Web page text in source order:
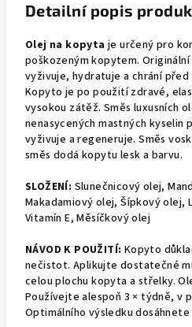
Detailní popis
Olej na kopytaje určený pro
poškozeným kopytem.
vyživuje, hydratuje a chrání
Kopyto je po použití zdravé,
vysokou zátěž. Směs luxusních
nenasycených mastných kyselin
vyživuje a regeneruje. Směs
směs dodá kopytu lesk a barvu.
SLOŽENÍ: Slunečnicový olej,
Makadamiový olej, Šípkový olej,
Vitamín E, Měsíčkový olej
NÁVOD K POUŽITÍ: Kopyto
nečistot. Aplikujte dostatečné
celou plochu kopyta a střelky.
Používejte alespoň 3 × týdně, v
Optimálního výsledku